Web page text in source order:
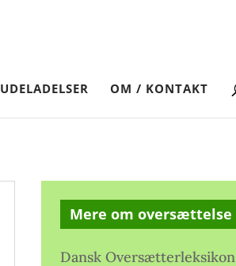
UDELADELSER OM / KONTAKT
Mere om oversættelse
Dansk Oversætterleksikon